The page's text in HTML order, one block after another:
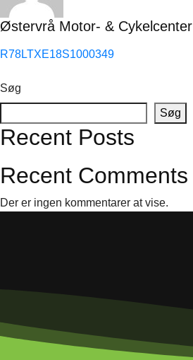
Østervrå Motor- & Cykelcenter
R78LTXE18S1000349
Søg
Søg
Recent Posts
Recent Comments
Der er ingen kommentarer at vise.